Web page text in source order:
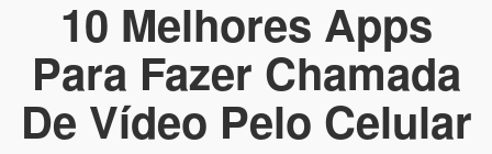
10 Melhores Apps
Para Fazer Chamada
De Vídeo Pelo Celular